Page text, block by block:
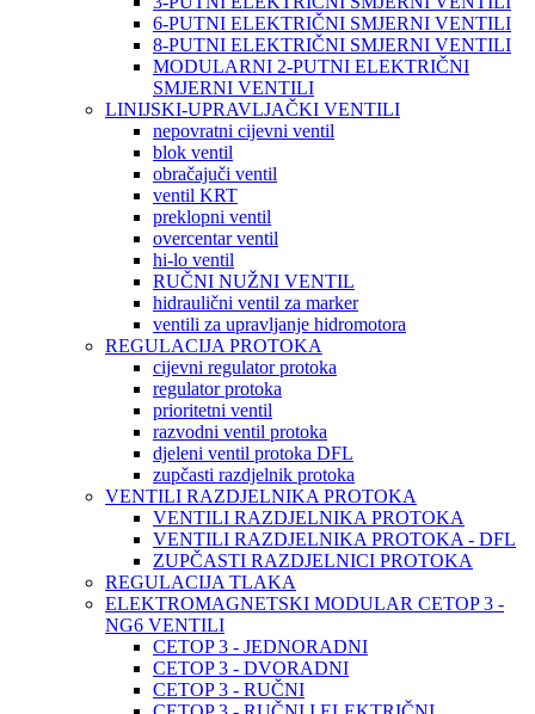
6-PUTNI ELEKTRIČNI SMJERNI VENTILI
8-PUTNI ELEKTRIČNI SMJERNI VENTILI
MODULARNI 2-PUTNI ELEKTRIČNI
SMJERNI VENTILI
LINIJSKI-UPRAVLJAČKI VENTILI
nepovratni cijevni ventil
blok ventil
obračajuči ventil
ventil KRT
preklopni ventil
overcentar ventil
hi-lo ventil
RUČNI NUŽNI VENTIL
hidraulični ventil za marker
ventili za upravljanje hidromotora
REGULACIJA PROTOKA
cijevni regulator protoka
regulator protoka
prioritetni ventil
razvodni ventil protoka
djeleni ventil protoka DFL
zupčasti razdjelnik protoka
VENTILI RAZDJELNIKA PROTOKA
VENTILI RAZDJELNIKA PROTOKA
VENTILI RAZDJELNIKA PROTOKA - DFL
ZUPČASTI RAZDJELNICI PROTOKA
REGULACIJA TLAKA
ELEKTROMAGNETSKI MODULAR CETOP 3 -
NG6 VENTILI
CETOP 3 - JEDNORADNI
CETOP 3 - DVORADNI
CETOP 3 - RUČNI